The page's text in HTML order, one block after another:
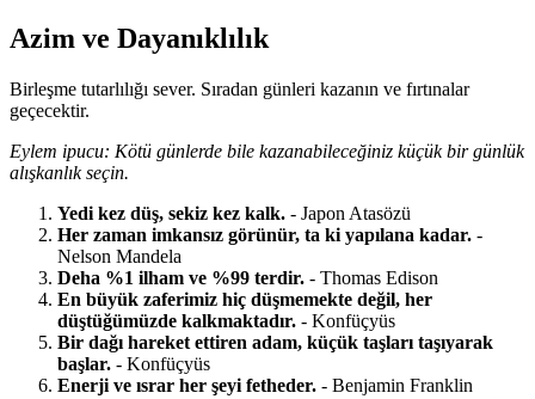
Azim ve Dayanıklılık
Birleşme tutarlılığı sever. Sıradan günleri kazanın ve fırtınalar
geçecektir.
Eylem ipucu: Kötü günlerde bile kazanabileceğiniz küçük bir günlük
alışkanlık seçin.
Yedi kez düş, sekiz kez kalk. - Japon Atasözü
Her zaman imkansız görünür, ta ki yapılana kadar. -
Nelson Mandela
Deha %1 ilham ve %99 terdir. - Thomas Edison
En büyük zaferimiz hiç düşmemekte değil, her
düştüğümüzde kalkmaktadır. - Konfüçyüs
Bir dağı hareket ettiren adam, küçük taşları taşıyarak
başlar. - Konfüçyüs
Enerji ve ısrar her şeyi fetheder. - Benjamin Franklin